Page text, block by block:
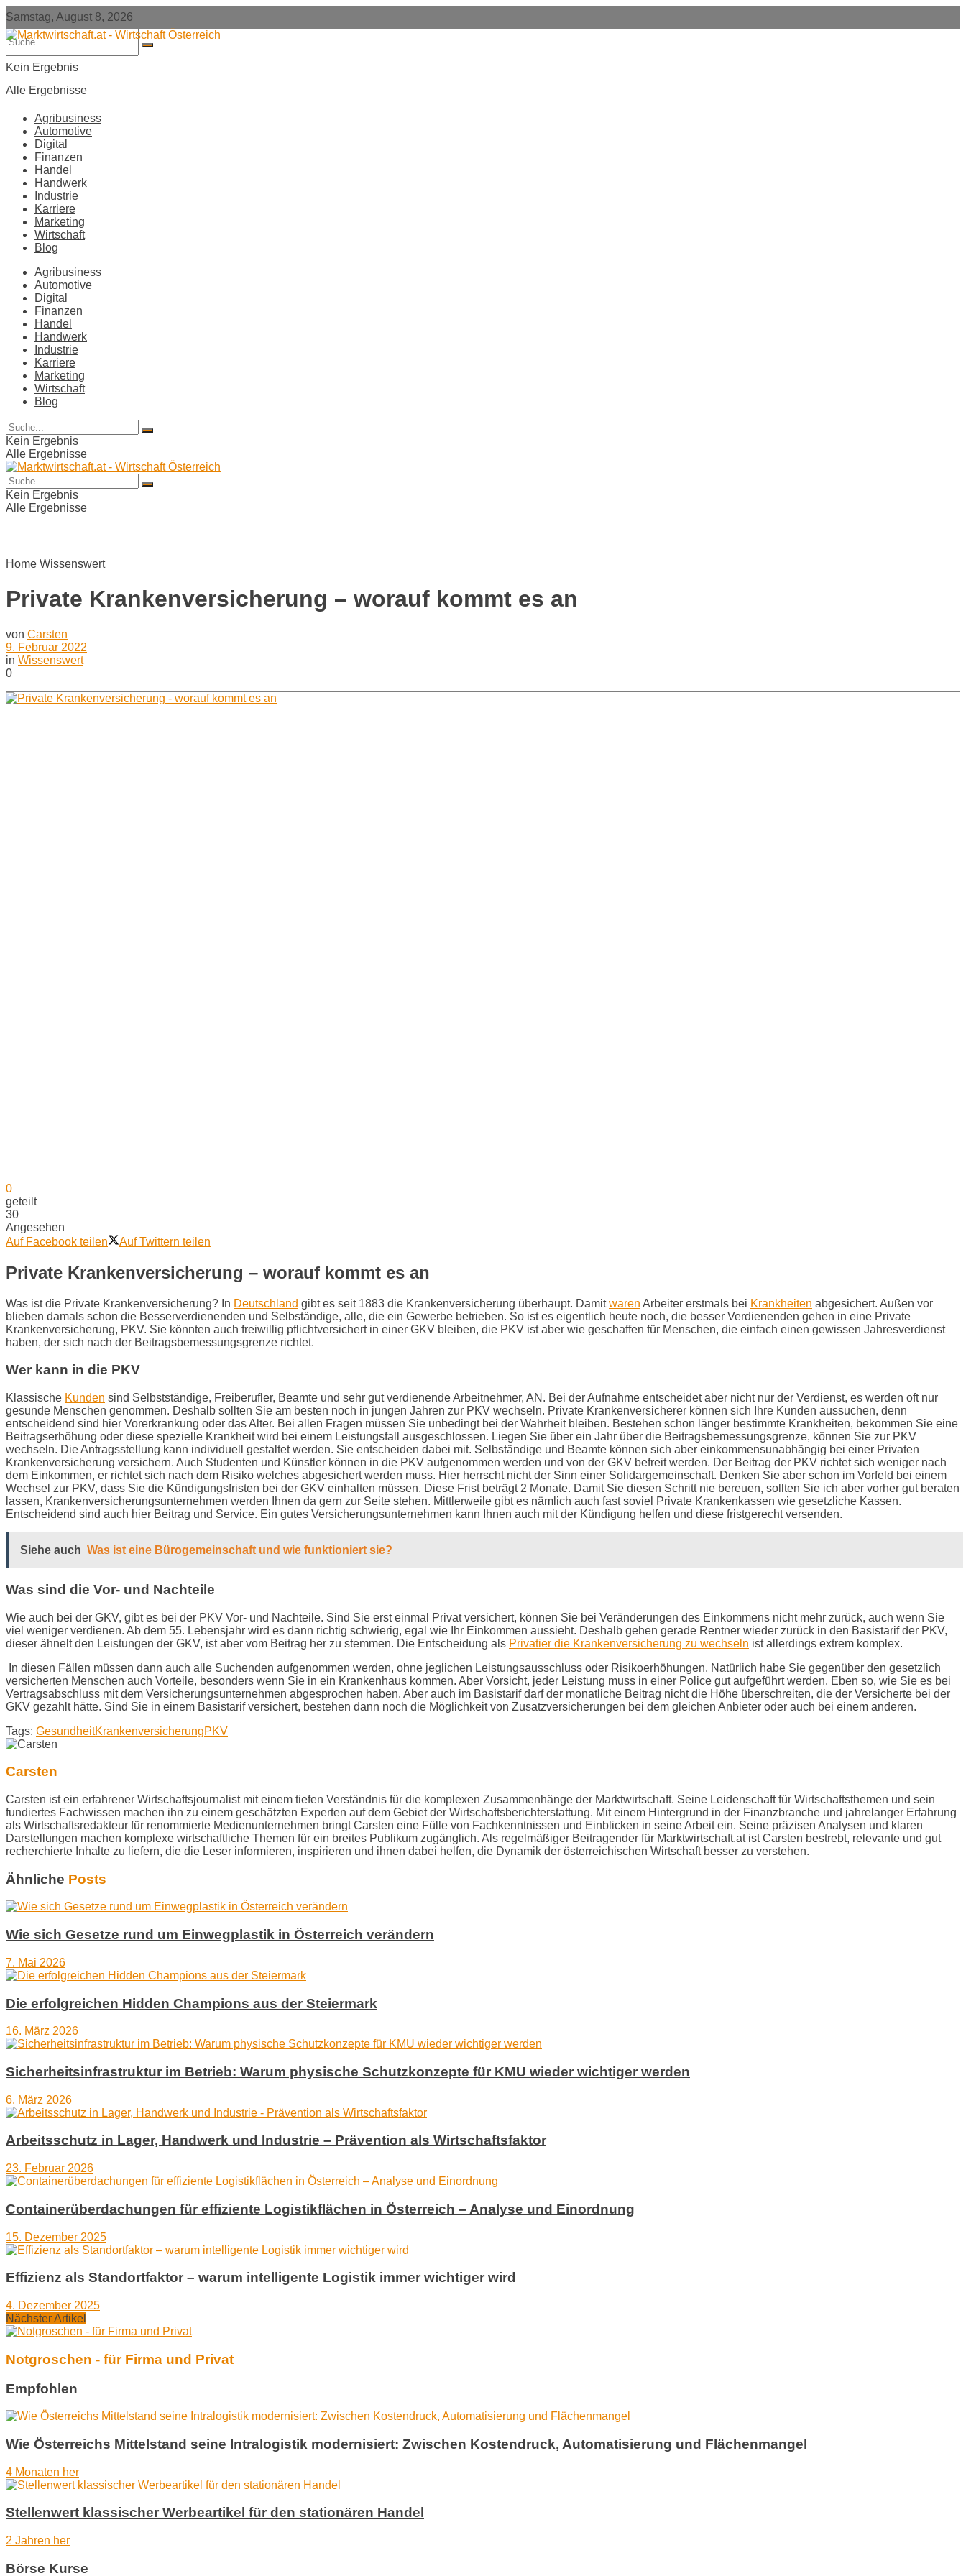
Samstag, August 8, 2026
Kein Ergebnis
Alle Ergebnisse
Agribusiness
Automotive
Digital
Finanzen
Handel
Handwerk
Industrie
Karriere
Marketing
Wirtschaft
Blog
Agribusiness
Automotive
Digital
Finanzen
Handel
Handwerk
Industrie
Karriere
Marketing
Wirtschaft
Blog
Kein Ergebnis
Alle Ergebnisse
Kein Ergebnis
Alle Ergebnisse
Home Wissenswert
Private Krankenversicherung – worauf kommt es an
von Carsten
9. Februar 2022
in Wissenswert
0
0
geteilt
30
Angesehen
Auf Facebook teilen
Auf Twittern teilen
Private Krankenversicherung – worauf kommt es an
Was ist die Private Krankenversicherung? In Deutschland gibt es seit 1883 die Krankenversicherung überhaupt. Damitwaren Arbeiter erstmals bei Krankheiten abgesichert. Außen vor
blieben damals schon die Besserverdienenden und Selbständige, alle, die ein Gewerbe betrieben. So ist es eigentlich heute noch, die besser Verdienenden gehen in eine Private
Krankenversicherung, PKV. Sie könnten auch freiwillig pflichtversichert in einer GKV bleiben, die PKV ist aber wie geschaffen für Menschen, die einfach einen gewissen Jahresverdienst
haben, der sich nach der Beitragsbemessungsgrenze richtet.
Wer kann in die PKV
Klassische Kunden sind Selbstständige, Freiberufler, Beamte und sehr gut verdienende Arbeitnehmer, AN. Bei der Aufnahme entscheidet aber nicht nur der Verdienst, es werden oft nur
gesunde Menschen genommen. Deshalb sollten Sie am besten noch in jungen Jahren zur PKV wechseln. Private Krankenversicherer können sich Ihre Kunden aussuchen, denn
entscheidend sind hier Vorerkrankung oder das Alter. Bei allen Fragen müssen Sie unbedingt bei der Wahrheit bleiben. Bestehen schon länger bestimmte Krankheiten, bekommen Sie eine
Beitragserhöhung oder diese spezielle Krankheit wird bei einem Leistungsfall ausgeschlossen. Liegen Sie über ein Jahr über die Beitragsbemessungsgrenze, können Sie zur PKV
wechseln. Die Antragsstellung kann individuell gestaltet werden. Sie entscheiden dabei mit. Selbständige und Beamte können sich aber einkommensunabhängig bei einer Privaten
Krankenversicherung versichern. Auch Studenten und Künstler können in die PKV aufgenommen werden und von der GKV befreit werden. Der Beitrag der PKV richtet sich weniger nach
dem Einkommen, er richtet sich nach dem Risiko welches abgesichert werden muss. Hier herrscht nicht der Sinn einer Solidargemeinschaft. Denken Sie aber schon im Vorfeld bei einem
Wechsel zur PKV, dass Sie die Kündigungsfristen bei der GKV einhalten müssen. Diese Frist beträgt 2 Monate. Damit Sie diesen Schritt nie bereuen, sollten Sie ich aber vorher gut beraten
lassen, Krankenversicherungsunternehmen werden Ihnen da gern zur Seite stehen. Mittlerweile gibt es nämlich auch fast soviel Private Krankenkassen wie gesetzliche Kassen.
Entscheidend sind auch hier Beitrag und Service. Ein gutes Versicherungsunternehmen kann Ihnen auch mit der Kündigung helfen und diese fristgerecht versenden.
Siehe auch Was ist eine Bürogemeinschaft und wie funktioniert sie?
Was sind die Vor- und Nachteile
Wie auch bei der GKV, gibt es bei der PKV Vor- und Nachteile. Sind Sie erst einmal Privat versichert, können Sie bei Veränderungen des Einkommens nicht mehr zurück, auch wenn Sie
viel weniger verdienen. Ab dem 55. Lebensjahr wird es dann richtig schwierig, egal wie Ihr Einkommen aussieht. Deshalb gehen gerade Rentner wieder zurück in den Basistarif der PKV,
dieser ähnelt den Leistungen der GKV, ist aber vom Beitrag her zu stemmen. Die Entscheidung als Privatier die Krankenversicherung zu wechseln ist allerdings extrem komplex.
In diesen Fällen müssen dann auch alle Suchenden aufgenommen werden, ohne jeglichen Leistungsausschluss oder Risikoerhöhungen. Natürlich habe Sie gegenüber den gesetzlich
versicherten Menschen auch Vorteile, besonders wenn Sie in ein Krankenhaus kommen. Aber Vorsicht, jeder Leistung muss in einer Police gut aufgeführt werden. Eben so, wie Sie es bei
Vertragsabschluss mit dem Versicherungsunternehmen abgesprochen haben. Aber auch im Basistarif darf der monatliche Beitrag nicht die Höhe überschreiten, die der Versicherte bei der
GKV gezahlt hätte. Sind Sie in einem Basistarif versichert, bestehen dann noch die Möglichkeit von Zusatzversicherungen bei dem gleichen Anbieter oder auch bei einem anderen.
Tags: GesundheitKrankenversicherungPKV
Carsten
Carsten ist ein erfahrener Wirtschaftsjournalist mit einem tiefen Verständnis für die komplexen Zusammenhänge der Marktwirtschaft. Seine Leidenschaft für Wirtschaftsthemen und sein
fundiertes Fachwissen machen ihn zu einem geschätzten Experten auf dem Gebiet der Wirtschaftsberichterstattung. Mit einem Hintergrund in der Finanzbranche und jahrelanger Erfahrung
als Wirtschaftsredakteur für renommierte Medienunternehmen bringt Carsten eine Fülle von Fachkenntnissen und Einblicken in seine Arbeit ein. Seine präzisen Analysen und klaren
Darstellungen machen komplexe wirtschaftliche Themen für ein breites Publikum zugänglich. Als regelmäßiger Beitragender für Marktwirtschaft.at ist Carsten bestrebt, relevante und gut
recherchierte Inhalte zu liefern, die die Leser informieren, inspirieren und ihnen dabei helfen, die Dynamik der österreichischen Wirtschaft besser zu verstehen.
Ähnliche Posts
Wie sich Gesetze rund um Einwegplastik in Österreich verändern
7. Mai 2026
Die erfolgreichen Hidden Champions aus der Steiermark
16. März 2026
Sicherheitsinfrastruktur im Betrieb: Warum physische Schutzkonzepte für KMU wieder wichtiger werden
6. März 2026
Arbeitsschutz in Lager, Handwerk und Industrie – Prävention als Wirtschaftsfaktor
23. Februar 2026
Containerüberdachungen für effiziente Logistikflächen in Österreich – Analyse und Einordnung
15. Dezember 2025
Effizienz als Standortfaktor – warum intelligente Logistik immer wichtiger wird
4. Dezember 2025
Nächster Artikel
Notgroschen - für Firma und Privat
Empfohlen
Wie Österreichs Mittelstand seine Intralogistik modernisiert: Zwischen Kostendruck, Automatisierung und Flächenmangel
4 Monaten her
Stellenwert klassischer Werbeartikel für den stationären Handel
2 Jahren her
Börse Kurse